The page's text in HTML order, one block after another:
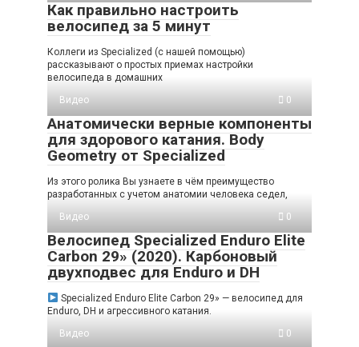
Как правильно настроить
велосипед за 5 минут
Коллеги из Specialized (с нашей помощью)
рассказывают о простых приемах настройки
велосипеда в домашних
Видео
0
Анатомически верные компоненты
для здорового катания. Body
Geometry от Specialized
Из этого ролика Вы узнаете в чём преимущество
разработанных с учетом анатомии человека седел,
Видео
0
Велосипед Specialized Enduro Elite
Carbon 29» (2020). Карбоновый
двухподвес для Enduro и DH
Specialized Enduro Elite Carbon 29» — велосипед для
Enduro, DH и агрессивного катания.
Видео
0